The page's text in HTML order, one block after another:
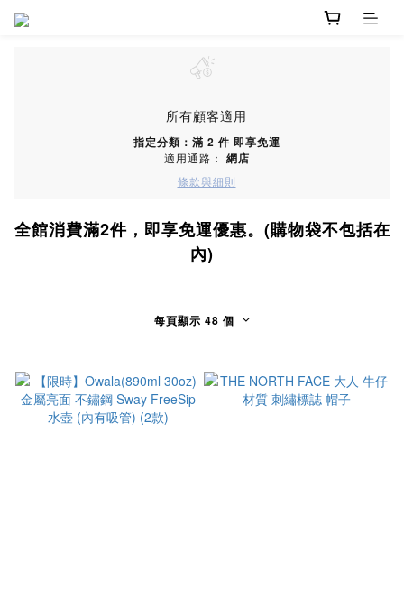
所有顧客適用
指定分類：滿 2 件 即享免運
適用通路： 網店
條款與細則
全館消費滿2件，即享免運優惠。(購物袋不包括在
內)
每頁顯示 48 個